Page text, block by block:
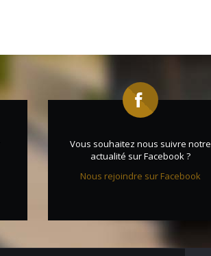
Vous souhaitez nous suivre notre
actualité sur Facebook ?
Nous rejoindre sur Facebook